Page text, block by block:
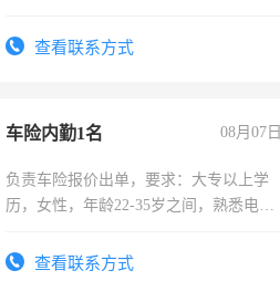
4500。查看联系方式
车险内勤1名 08月07日
负责车险报价出单，要求：大专以上学
历，女性，年龄22-35岁之间，熟悉电脑
试用期1-3个月，转正后交纳五险，
查看联系方式